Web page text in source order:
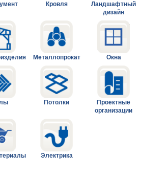
Кровля
Ландшафтный
дизайн
Металлопрокат Окна
Потолки
Проектные
организации
Электрика